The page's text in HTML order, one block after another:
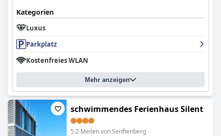
Kategorien
Luxus
Parkplatz
Kostenfreies WLAN
Mehr anzeigen
schwimmendes Ferienhaus Silent
5.2 Meilen von Senftenberg